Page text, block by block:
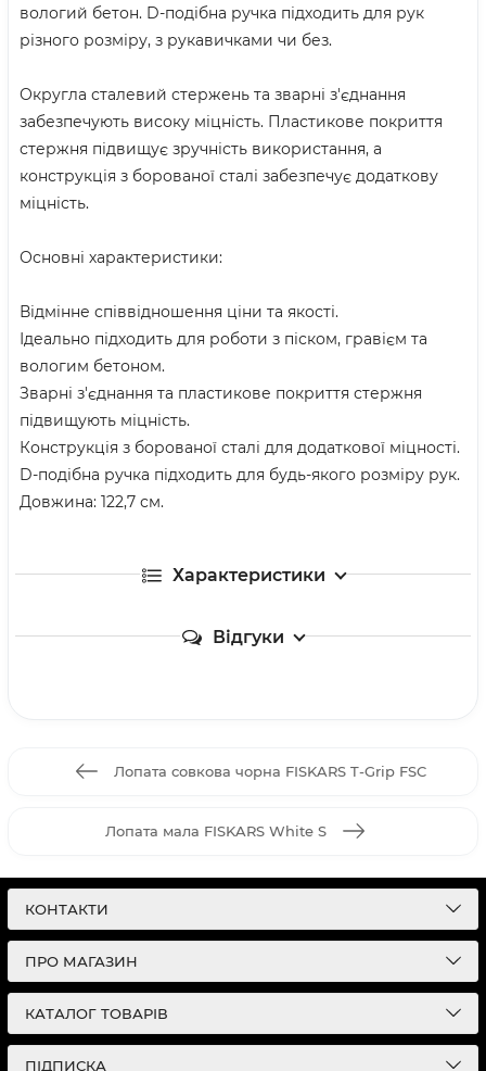
вологий бетон. D-подібна ручка підходить для рук
різного розміру, з рукавичками чи без.
Округла сталевий стержень та зварні з'єднання
забезпечують високу міцність. Пластикове покриття
стержня підвищує зручність використання, а
конструкція з борованої сталі забезпечує додаткову
міцність.
Основні характеристики:
Відмінне співвідношення ціни та якості.
Ідеально підходить для роботи з піском, гравієм та
вологим бетоном.
Зварні з'єднання та пластикове покриття стержня
підвищують міцність.
Конструкція з борованої сталі для додаткової міцності.
D-подібна ручка підходить для будь-якого розміру рук.
Довжина: 122,7 см.
Характеристики
Відгуки
Лопата совкова чорна FISKARS T-Grip FSC
Лопата мала FISKARS White S
КОНТАКТИ
ПРО МАГАЗИН
КАТАЛОГ ТОВАРІВ
ПІДПИСКА